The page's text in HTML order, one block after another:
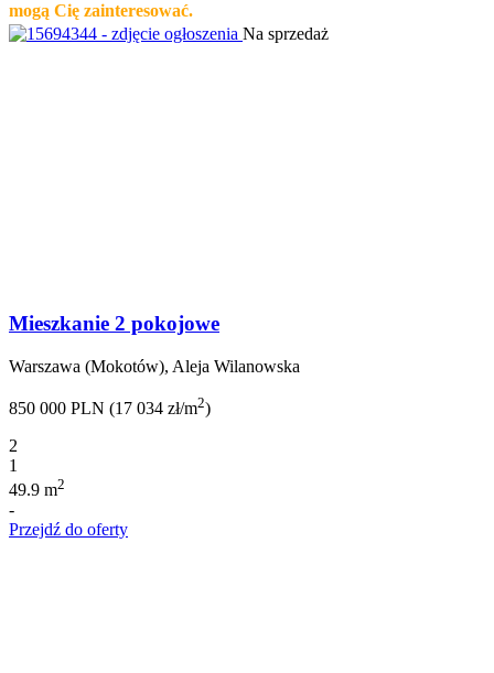
mogą Cię zainteresować.
Na sprzedaż
Mieszkanie 2 pokojowe
Warszawa (Mokotów), Aleja Wilanowska
850 000 PLN (17 034 zł/m2)
2
1
49.9 m2
-
Przejdź do oferty